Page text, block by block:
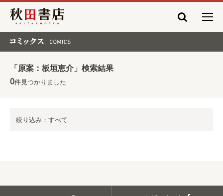
秋田書店
「原案：板垣恵介」検索結果
0件見つかりました
絞り込み：すべて